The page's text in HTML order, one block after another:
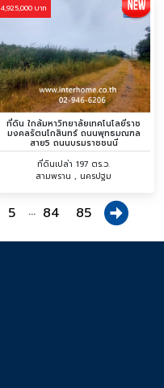
4,925,000 บาท
ที่ดิน ใกล้มหาวิทยาลัยเทคโนโลยีราช
มงคลรัตนโกสินทร์ ถนนพุทธมณฑล
สาย5 ถนนบรมราชชนนี
ที่ดินเปล่า 197 ตร.ว.
สามพราน , นครปฐม
5 ... 84 85